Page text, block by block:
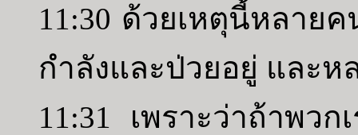
11:30 ด้วยเหตุนี้หลาย
กำลังและป่วยอยู่ และ
11:31 เพราะว่าถ้าพวก